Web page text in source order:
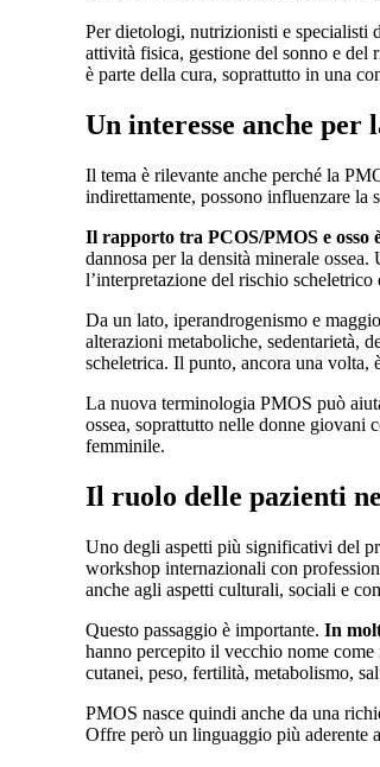
Per dietologi, nutrizionisti e specialisti
attività fisica, gestione del sonno e del
è parte della cura, soprattutto in una
Un interesse anche per
Il tema è rilevante anche perché la
indirettamente, possono influenzare la
Il rapporto tra PCOS/PMOS e osso
dannosa per la densità minerale
l’interpretazione del rischio
Da un lato, iperandrogenismo e
alterazioni metaboliche, sedentarietà,
scheletrica. Il punto, ancora una volta,
La nuova terminologia PMOS può
ossea, soprattutto nelle donne
femminile.
Il ruolo delle pazienti
Uno degli aspetti più significativi del
workshop internazionali con
anche agli aspetti culturali, sociali e
Questo passaggio è importante. In
hanno percepito il vecchio nome
cutanei, peso, fertilità, metabolismo,
PMOS nasce quindi anche da una
Offre però un linguaggio più aderente